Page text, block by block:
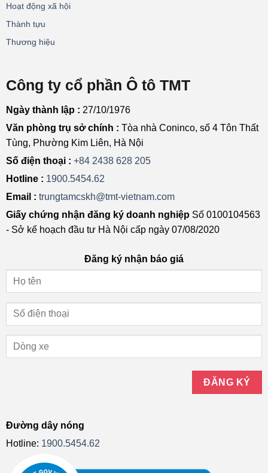
Hoạt động xã hội
Thành tựu
Thương hiệu
Công ty cổ phần Ô tô TMT
Ngày thành lập : 27/10/1976
Văn phòng trụ sở chính : Tòa nhà Coninco, số 4 Tôn Thất
Tùng, Phường Kim Liên, Hà Nội
Số điện thoại : +84 2438 628 205
Hotline : 1900.5454.62
Email : trungtamcskh@tmt-vietnam.com
Giấy chứng nhận đăng ký doanh nghiệp Số 0100104563
- Sở kế hoạch đầu tư Hà Nội cấp ngày 07/08/2020
Đăng ký nhận báo giá
Đường dây nóng
Hotline: 1900.5454.62